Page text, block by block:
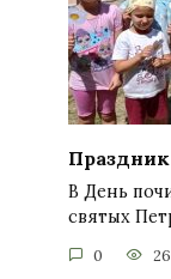
В День
святых
0